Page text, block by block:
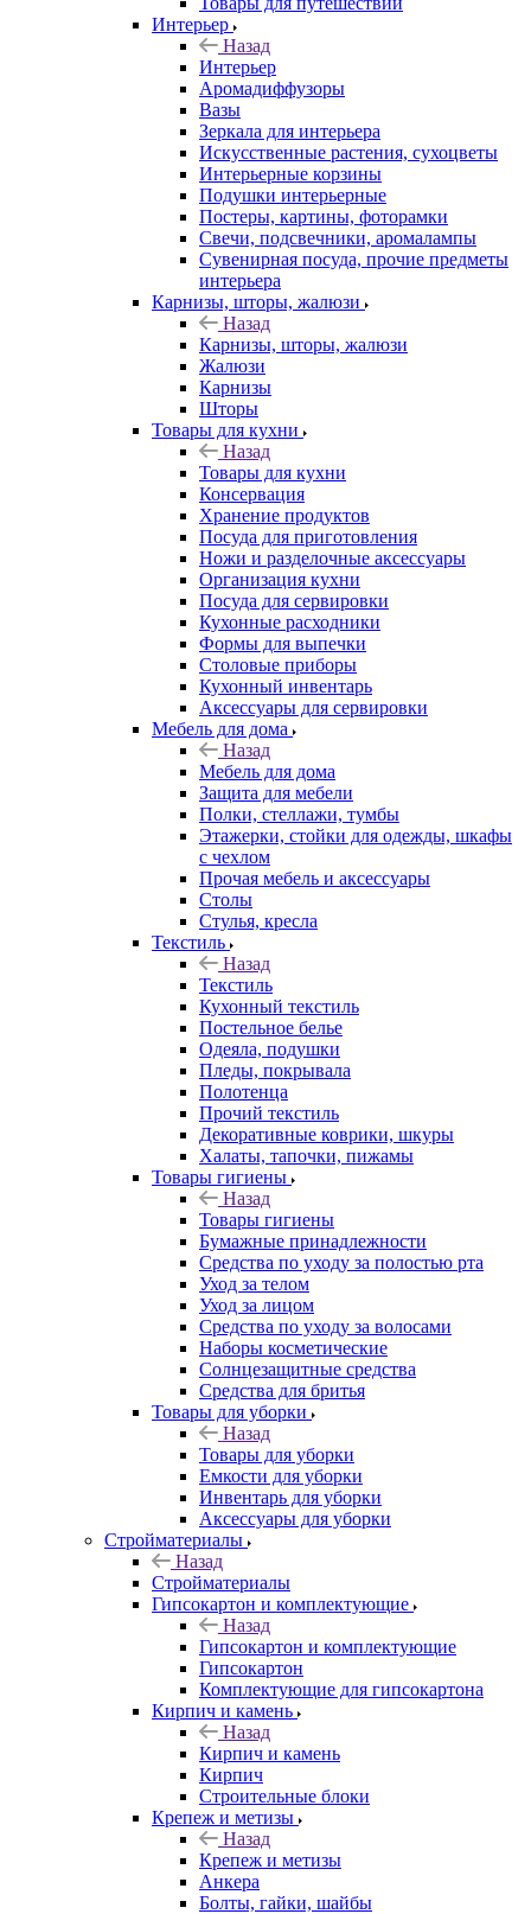
Интерьер
Назад
Интерьер
Аромадиффузоры
Вазы
Зеркала для интерьера
Искусственные растения, сухоцветы
Интерьерные корзины
Подушки интерьерные
Постеры, картины, фоторамки
Свечи, подсвечники, аромалампы
Сувенирная посуда, прочие предметы
интерьера
Карнизы, шторы, жалюзи
Назад
Карнизы, шторы, жалюзи
Жалюзи
Карнизы
Шторы
Товары для кухни
Назад
Товары для кухни
Консервация
Хранение продуктов
Посуда для приготовления
Ножи и разделочные аксессуары
Организация кухни
Посуда для сервировки
Кухонные расходники
Формы для выпечки
Столовые приборы
Кухонный инвентарь
Аксессуары для сервировки
Мебель для дома
Назад
Мебель для дома
Защита для мебели
Полки, стеллажи, тумбы
Этажерки, стойки для одежды, шкафы
с чехлом
Прочая мебель и аксессуары
Столы
Стулья, кресла
Текстиль
Назад
Текстиль
Кухонный текстиль
Постельное белье
Одеяла, подушки
Пледы, покрывала
Полотенца
Прочий текстиль
Декоративные коврики, шкуры
Халаты, тапочки, пижамы
Товары гигиены
Назад
Товары гигиены
Бумажные принадлежности
Средства по уходу за полостью рта
Уход за телом
Уход за лицом
Средства по уходу за волосами
Наборы косметические
Солнцезащитные средства
Средства для бритья
Товары для уборки
Назад
Товары для уборки
Емкости для уборки
Инвентарь для уборки
Аксессуары для уборки
Стройматериалы
Назад
Стройматериалы
Гипсокартон и комплектующие
Назад
Гипсокартон и комплектующие
Гипсокартон
Комплектующие для гипсокартона
Кирпич и камень
Назад
Кирпич и камень
Кирпич
Строительные блоки
Крепеж и метизы
Назад
Крепеж и метизы
Анкера
Болты, гайки, шайбы